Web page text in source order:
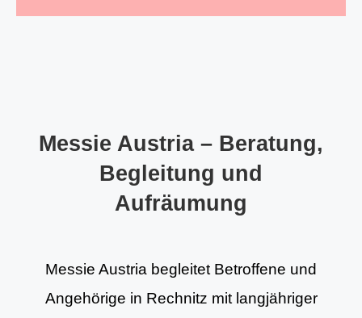
Messie Austria – Beratung,
Begleitung und
Aufräumung
Messie Austria begleitet Betroffene und
Angehörige in Rechnitz mit langjähriger